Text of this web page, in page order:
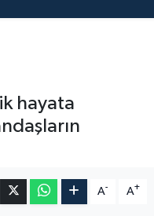
hayata
A- A+